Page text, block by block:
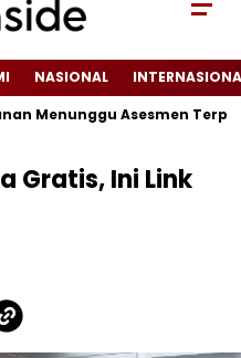
NASIONAL
Asesmen Terpadu
Gratis, Ini Link